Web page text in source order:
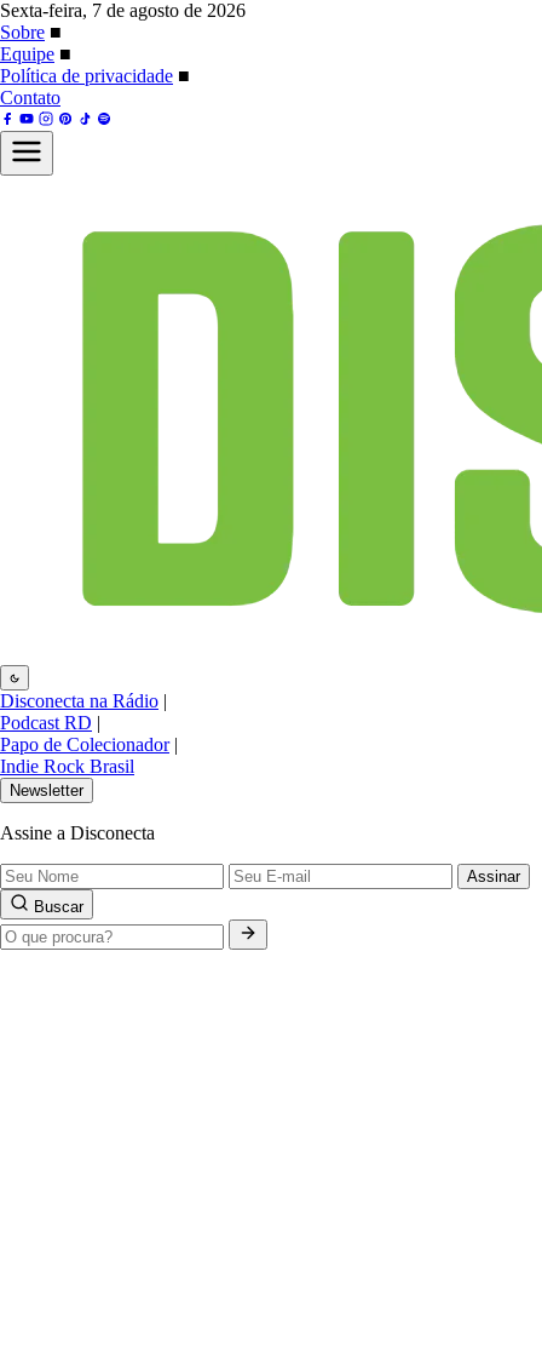
Sexta-feira, 7 de agosto de 2026
Sobre ■
Equipe ■
Política de privacidade ■
Contato
Disconecta na Rádio |
Podcast RD |
Papo de Colecionador |
Indie Rock Brasil
Newsletter
Assine a Disconecta
Assinar
Buscar